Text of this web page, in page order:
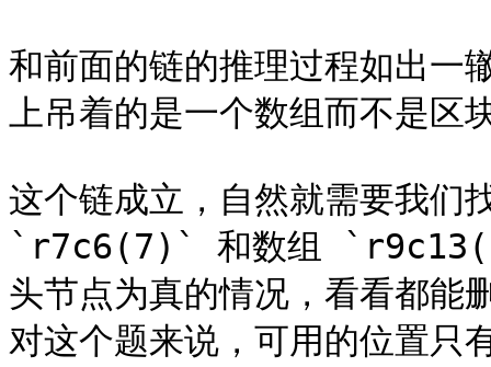
和前面的链的推理过程如出一
上吊着的是一个数组而不是区
这个链成立，自然就需要我们
`r7c6(7)` 和数组
头节点为真的情况，看看都能
对这个题来说，可用的位